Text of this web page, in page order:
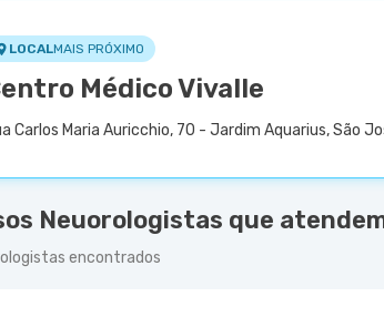
LOCALMAIS PRÓXIMO
Médico Vivalle
Carlos Maria Auricchio, 70 - Jardim Aquarius, São
Neuorologistas que
encontrados